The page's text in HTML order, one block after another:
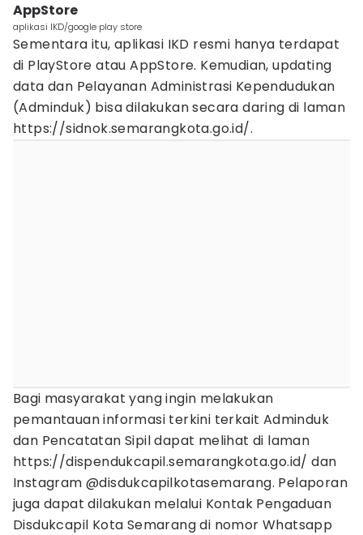
AppStore
aplikasi IKD/google play store
Sementara itu, aplikasi IKD resmi hanya terdapat
di PlayStore atau AppStore. Kemudian, updating
data dan Pelayanan Administrasi Kependudukan
(Adminduk) bisa dilakukan secara daring di laman
https://sidnok.semarangkota.go.id/.
Bagi masyarakat yang ingin melakukan
pemantauan informasi terkini terkait Adminduk
dan Pencatatan Sipil dapat melihat di laman
https://dispendukcapil.semarangkota.go.id/ dan
Instagram @disdukcapilkotasemarang. Pelaporan
juga dapat dilakukan melalui Kontak Pengaduan
Disdukcapil Kota Semarang di nomor Whatsapp